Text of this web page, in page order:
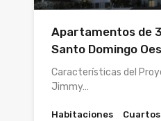
Apartamentos de
Santo Domingo
Características del
Jimmy…
Habitaciones